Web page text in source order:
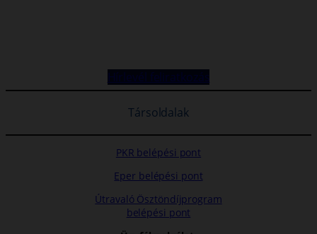
Hírlevél feliratkozás
Társoldalak
PKR belépési pont
Eper belépési pont
Útravaló Ösztöndíjprogram
belépési pont